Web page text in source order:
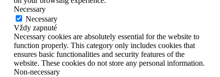
Necessary
Necessary
Vždy zapnuté
Necessary cookies are absolutely essential for the website to
function properly. This category only includes cookies that
ensures basic functionalities and security features of the
website. These cookies do not store any personal information.
Non-necessary